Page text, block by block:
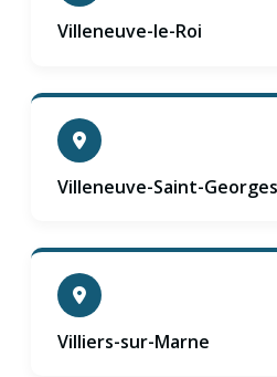
Villeneuve-le-Roi
Villeneuve-Saint-Georges
Villiers-sur-Marne